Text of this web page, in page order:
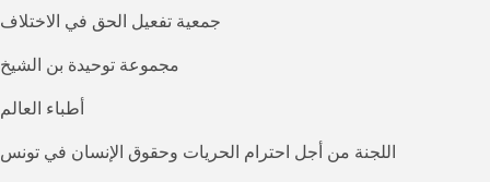
جمعية تفعيل الحق في الاختلاف
مجموعة توحيدة بن الشيخ
أطباء العالم
اللجنة من أجل احترام الحريات وحقوق الإنسان في تونس